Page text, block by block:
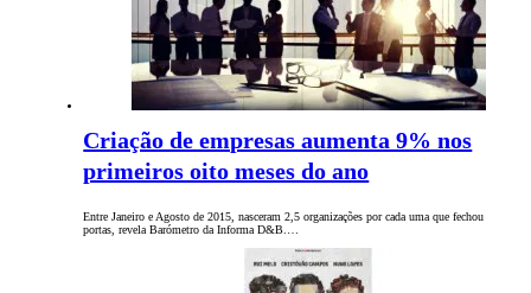
Criação de empresas aumenta 9% nos
primeiros oito meses do ano
Entre Janeiro e Agosto de 2015, nasceram 2,5 organizações por cada uma que fechou
portas, revela Barómetro da Informa D&B.…